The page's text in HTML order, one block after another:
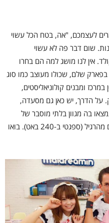
לעצמכם, "אה, בטח הכל עשוי
שום דבר פה לא עשוי
אין לנו מושג למה הם בחרו
שלם, שכולו מעוצב כמו סוג
ומבנים קולוניאליסטים,
על הדרך, יש כאן גם מסעדה,
בה מגוון בלתי מוסבר של
מנות מכל העולם במחירים מעט גבוהים מהרגיל (ספגטי ב-240 באט). בואו